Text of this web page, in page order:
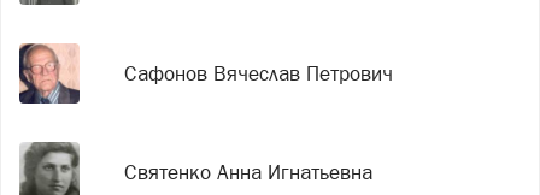
Сафонов Вячеслав Петрович
Святенко Анна Игнатьевна